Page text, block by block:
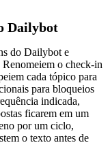
Dailybot
do Dailybot e
o check-in
cada tópico para
para bloqueios
indicada,
ficarem em um
por um ciclo,
o texto antes de